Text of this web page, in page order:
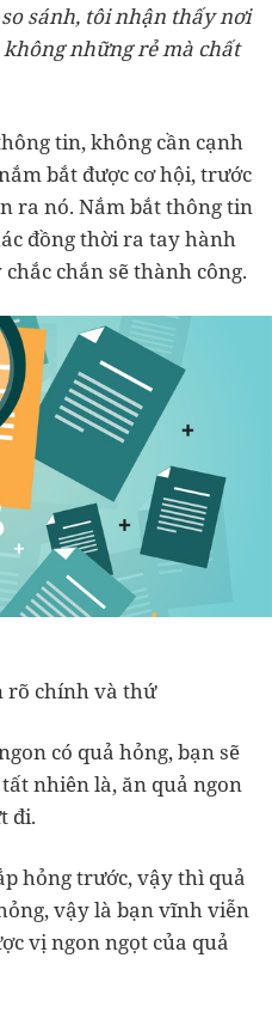
sánh, tôi nhận thấy nơi
những rẻ mà chất
tin, không cần cạnh
bắt được cơ hội, trước
ra nó. Nắm bắt thông tin
đồng thời ra tay hành
chắn sẽ thành công.
rõ chính và thứ
có quả hỏng, bạn sẽ
nhiên là, ăn quả ngon
đi.
hỏng trước, vậy thì quả
vậy là bạn vĩnh viễn
vị ngon ngọt của quả